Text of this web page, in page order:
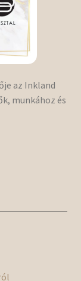
az Inkland
munkához és